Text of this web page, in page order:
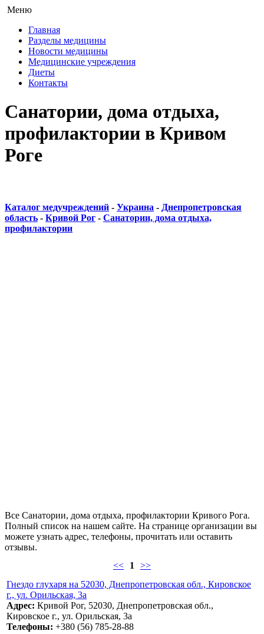
Меню
Главная
Разделы медицины
Новости медицины
Медицинские учреждения
Диеты
Контакты
Санатории, дома отдыха,
профилактории в Кривом
Роге
Каталог медучреждений - Украина - Днепропетровская
область - Кривой Рог - Санатории, дома отдыха,
профилактории
Все Санатории, дома отдыха, профилактории Кривого Рога.
Полный список на нашем сайте. На странице организации вы
можете узнать адрес, телефоны, прочитать или оставить
отзывы.
<<
1 >>
Гнездо глухаря на 52030, Днепропетровская обл., Кировское
г., ул. Орильская, 3а
Адрес: Кривой Рог, 52030, Днепропетровская обл.,
Кировское г., ул. Орильская, 3а
Телефоны: +380 (56) 785-28-88